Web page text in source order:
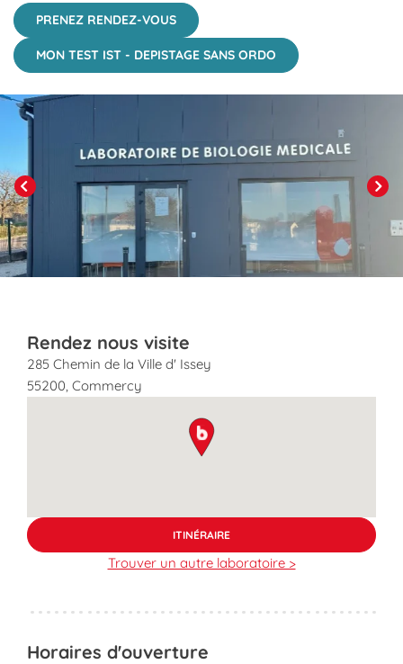
PRENEZ RENDEZ-VOUS
MON TEST IST - DEPISTAGE SANS ORDO
Previous
Next
Click to View in Slide Show
Rendez nous visite
285 Chemin de la Ville d' Issey
55200, Commercy
map pin
ITINÉRAIRE
Trouver un autre laboratoire >
Horaires d'ouverture